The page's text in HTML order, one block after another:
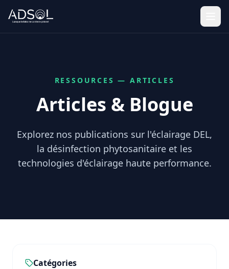
RESSOURCES — ARTICLES
Articles & Blogue
Explorez nos publications sur l'éclairage DEL,
la désinfection phytosanitaire et les
technologies d'éclairage haute performance.
Catégories